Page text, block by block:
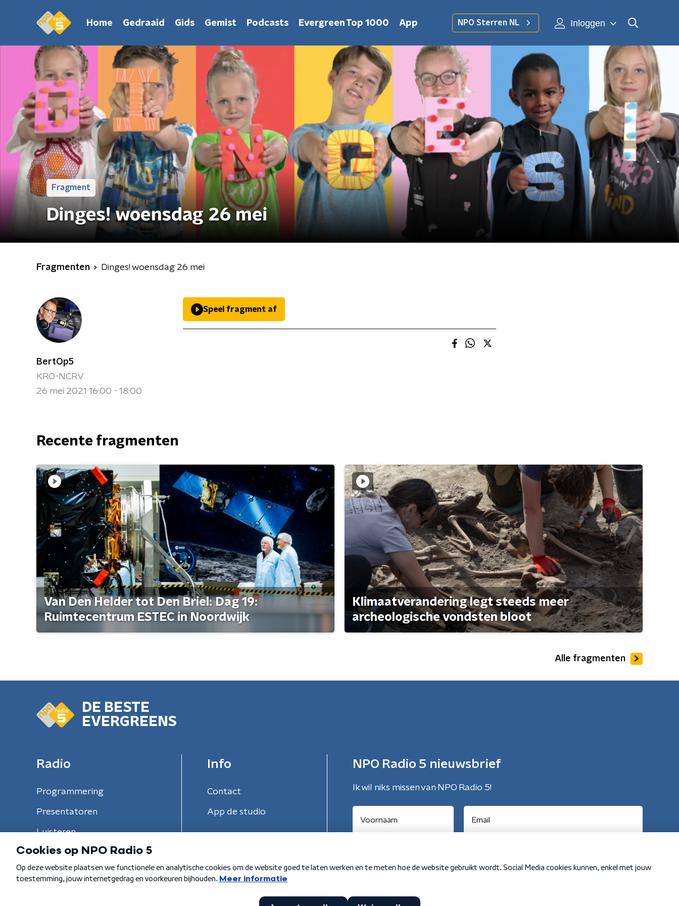
Home Gedraaid Gids Gemist Podcasts Evergreen Top 1000 App NPO Sterren NL Inloggen
Fragment
Dinges! woensdag 26 mei
Fragmenten Dinges! woensdag 26 mei
BertOp5
KRO-NCRV
26 mei 2021 16:00 - 18:00
Speel fragment af
Recente fragmenten
Van Den Helder tot Den Briel: Dag 19:
Ruimtecentrum ESTEC in Noordwijk
Klimaatverandering legt steeds meer
archeologische vondsten bloot
Alle fragmenten
DE BESTE
EVERGREENS
Radio
Programmering
Presentatoren
Luisteren
Info
Contact
App de studio
NPO Radio 5 nieuwsbrief
Ik wil niks missen van NPO Radio 5!
Algemene voorwaarden Privacybeleid